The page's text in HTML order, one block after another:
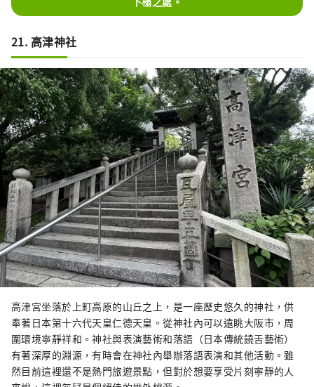
21. 高津神社
高津宮坐落於上町高原的山丘之上，是一座歷史悠久的神社，供
奉著日本第十六代天皇仁德天皇。從神社內可以遠眺大阪市，周
圍環境寧靜祥和。神社與表演藝術和落語（日本傳統饒舌藝術）
有著深厚的淵源，有時會在神社內舉辦落語表演和其他活動。雖
然目前這裡還不是熱門旅遊景點，但對於想要享受片刻寧靜的人